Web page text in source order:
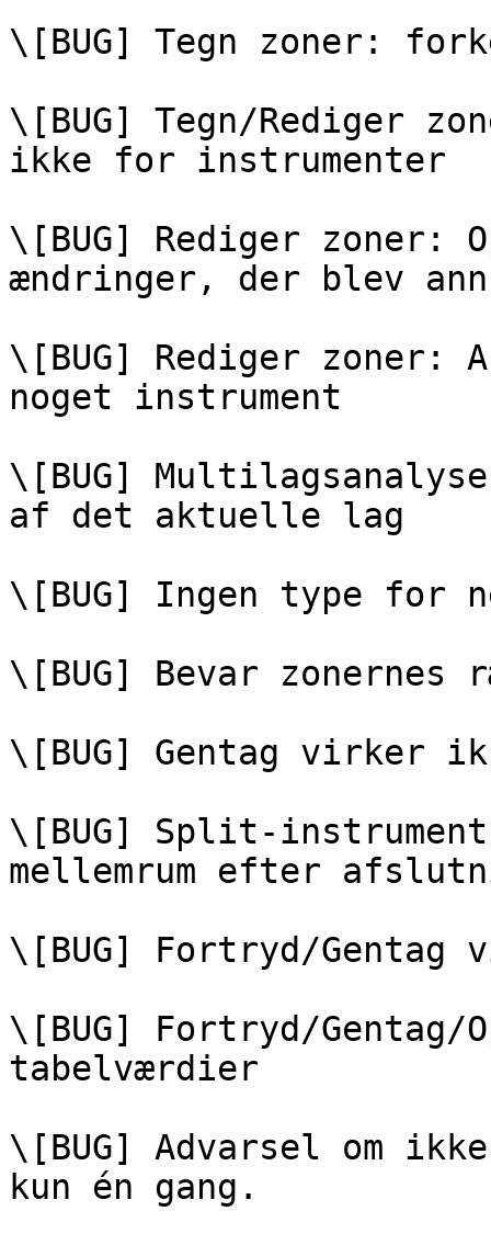
\[BUG] Tegn zoner:
\[BUG] Tegn/Rediger
ikke for instrumenter
\[BUG] Rediger zoner:
ændringer, der blev
\[BUG] Rediger
noget instrument
\[BUG]
af det aktuelle lag
\[BUG] Ingen type for
\[BUG] Bevar
\[BUG] Gentag virker
\[BUG] Split-
mellemrum efter
\[BUG] Fortryd/Gentag
\[BUG] Fortryd/Gentag/
tabelværdier
\[BUG] Advarsel om
kun én gang.